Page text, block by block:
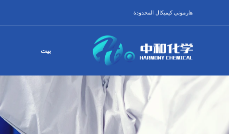
هارموني كيميكال المحدودة
بيت